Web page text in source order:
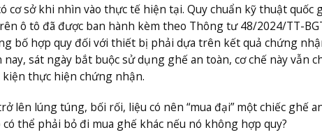
cơ sở khi nhìn vào thực tế hiện tại. Quy chuẩn kỹ thuật quốc
ô tô đã được ban hành kèm theo Thông tư 48/2024/TT-
bố hợp quy đối với thiết bị phải dựa trên kết quả chứng
sát ngày bắt buộc sử dụng ghế an toàn, cơ chế này vẫn
thực hiện chứng nhận.
lên lúng túng, bối rối, liệu có nên “mua đại” một chiếc ghế
thể phải bỏ đi mua ghế khác nếu nó không hợp quy?